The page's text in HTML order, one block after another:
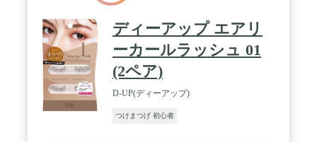
ディーアップ エアリ
ーカールラッシュ 01
(2ペア)
D-UP(ディーアップ)
つけまつげ 初心者